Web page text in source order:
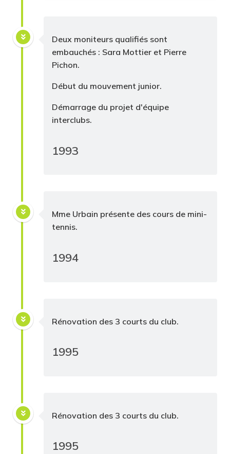
Deux moniteurs qualifiés sont
embauchés : Sara Mottier et Pierre
Pichon.
Début du mouvement junior.
Démarrage du projet d'équipe
interclubs.
1993
Mme Urbain présente des cours de mini-
tennis.
1994
Rénovation des 3 courts du club.
1995
Rénovation des 3 courts du club.
1995